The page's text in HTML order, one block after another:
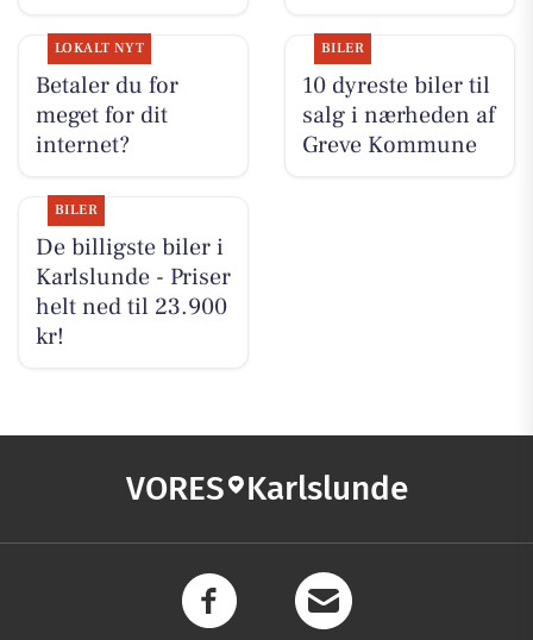
LOKALT NYT
Betaler du for
meget for dit
internet?
BILER
10 dyreste biler til
salg i nærheden af
Greve Kommune
BILER
De billigste biler i
Karlslunde - Priser
helt ned til 23.900
kr!
VORES Karlslunde